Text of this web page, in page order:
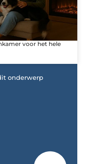
voor het hele
onderwerp